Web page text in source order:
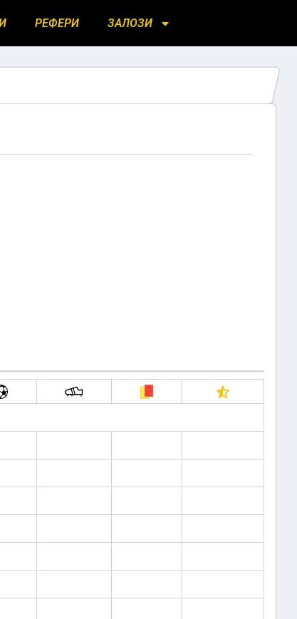
РЕФЕРИ ЗАЛОЗИ